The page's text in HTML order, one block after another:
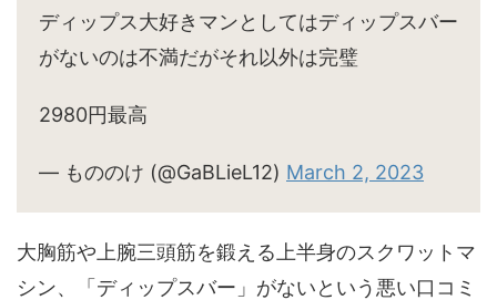
ディップス大好きマンとしてはディップスバー
がないのは不満だがそれ以外は完璧
2980円最高
— もののけ (@GaBLieL12) March 2, 2023
大胸筋や上腕三頭筋を鍛える上半身のスクワットマ
シン、「ディップスバー」がないという悪い口コミ